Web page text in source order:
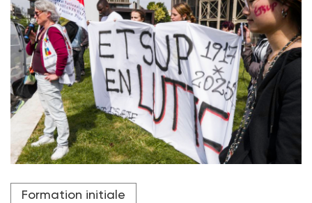
Une manifestation, le 15 mai 2025, se tenait devant la
tour Montparnasse (Paris) où se situait les locaux de
Formation initiale